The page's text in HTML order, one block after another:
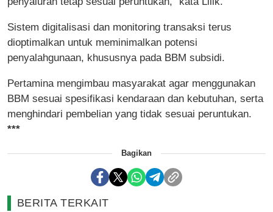
Sistem digitalisasi dan monitoring transaksi terus
dioptimalkan untuk meminimalkan potensi
penyalahgunaan, khususnya pada BBM subsidi.
Pertamina mengimbau masyarakat agar menggunakan
BBM sesuai spesifikasi kendaraan dan kebutuhan, serta
menghindari pembelian yang tidak sesuai peruntukan.
***
Bagikan
BERITA TERKAIT